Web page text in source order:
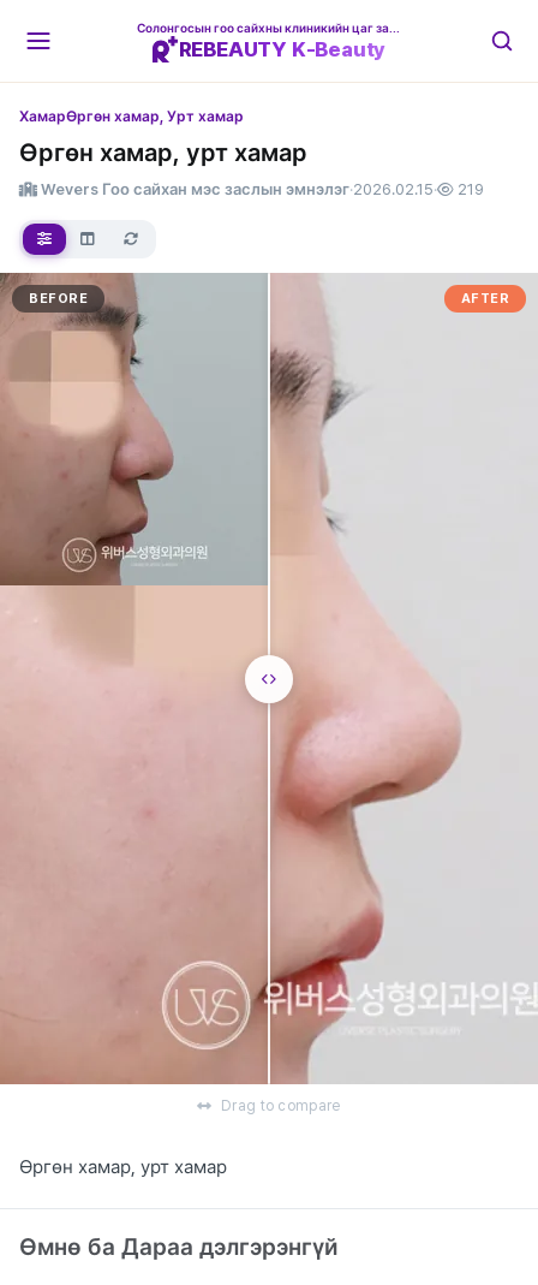
REBEAUTY K-Beauty
ХамарӨргөн хамар, Урт хамар
Өргөн хамар, урт хамар
Wevers Гоо сайхан мэс заслын эмнэлэг·2026.02.15· 219
AFTER
BEFORE
Drag to compare
Өргөн хамар, урт хамар
Өмнө ба Дараа дэлгэрэнгүй